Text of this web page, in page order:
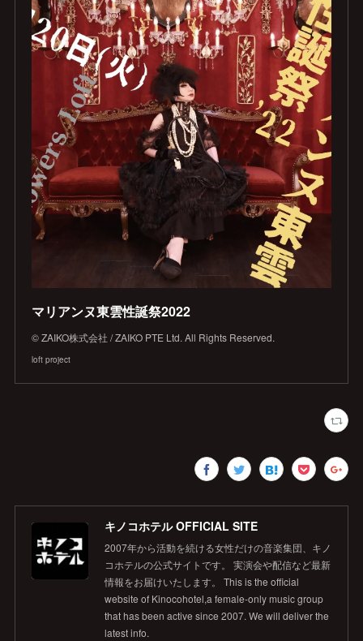
マリアンヌ東雲性誕祭2022
© ZAIKO株式会社 / ZAIKO PTE Ltd. All Rights Reserved.
loft project
キノコホテル OFFICIAL SITE
2007年から活動を続ける女性だけの音楽集団、キノ
コホテルの公式サイトです。 実演会や配信など最新
情報をお届けいたします。 This is the official
website of Kinocohotel,a female-only music group
that has been active since 2007. We will deliver the
latest info.